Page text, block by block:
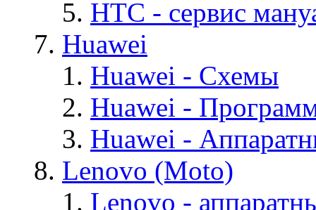
HTC - cервис
Huawei
Huawei - Cхемы
Huawei -
Huawei -
Lenovo (Moto)
Lenovo -